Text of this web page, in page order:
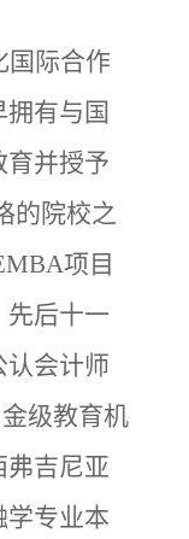
国际合作
有与国
育并授予
的院校之
项目
先后十一
认会计师
级教育机
弗吉尼亚
学专业本